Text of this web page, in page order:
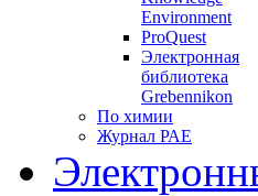
Environment
ProQuest
Электронная
библиотека
Grebennikon
По химии
Журнал РАЕ